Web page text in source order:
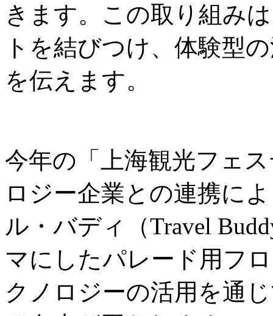
きます。この取り組み
トを結びつけ、体験型
を伝えます。
今年の「上海観光フェ
ロジー企業との連携に
ル・バディ（Travel
マにしたパレード用フ
クノロジーの活用を通